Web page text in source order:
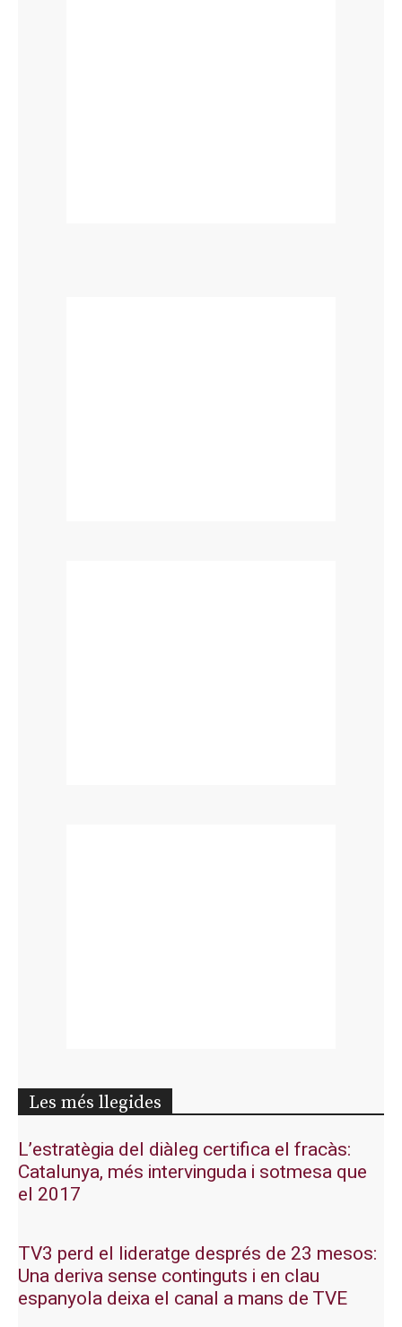
Les més llegides
L’estratègia del diàleg certifica el fracàs:
Catalunya, més intervinguda i sotmesa que
el 2017
TV3 perd el lideratge després de 23 mesos:
Una deriva sense continguts i en clau
espanyola deixa el canal a mans de TVE